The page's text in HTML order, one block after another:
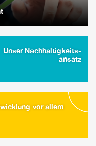
Unser Nachhaltigkeits-
ansatz
vor allem